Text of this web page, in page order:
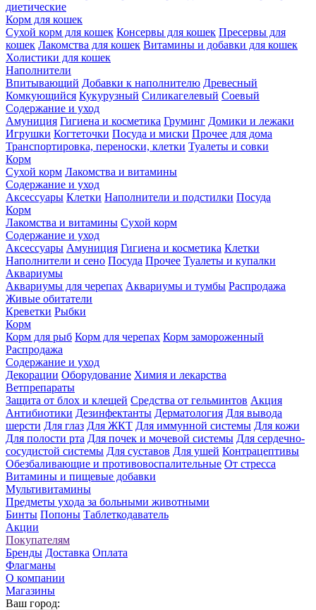
диетические
Корм для кошек
Сухой корм для кошек Консервы для кошек Пресервы для
кошек Лакомства для кошек Витамины и добавки для кошек
Холистики для кошек
Наполнители
Впитывающий Добавки к наполнителю Древесный
Комкующийся Кукурузный Силикагелевый Соевый
Содержание и уход
Амуниция Гигиена и косметика Груминг Домики и лежаки
Игрушки Когтеточки Посуда и миски Прочее для дома
Транспортировка, переноски, клетки Туалеты и совки
Корм
Сухой корм Лакомства и витамины
Содержание и уход
Аксессуары Клетки Наполнители и подстилки Посуда
Корм
Лакомства и витамины Сухой корм
Содержание и уход
Аксессуары Амуниция Гигиена и косметика Клетки
Наполнители и сено Посуда Прочее Туалеты и купалки
Аквариумы
Аквариумы для черепах Аквариумы и тумбы Распродажа
Живые обитатели
Креветки Рыбки
Корм
Корм для рыб Корм для черепах Корм замороженный
Распродажа
Содержание и уход
Декорации Оборудование Химия и лекарства
Ветпрепараты
Защита от блох и клещей Средства от гельминтов Акция
Антибиотики Дезинфектанты Дерматология Для вывода
шерсти Для глаз Для ЖКТ Для иммунной системы Для кожи
Для полости рта Для почек и мочевой системы Для сердечно-
сосудистой системы Для суставов Для ушей Контрацептивы
Обезбаливающие и противовоспалительные От стресса
Витамины и пищевые добавки
Мультивитамины
Предметы ухода за больными животными
Бинты Попоны Таблеткодаватель
Акции
Покупателям
Бренды Доставка Оплата
Флагманы
О компании
Магазины
Ваш город: